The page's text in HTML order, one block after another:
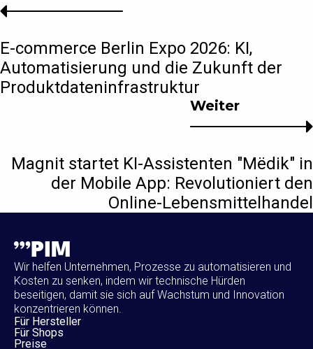
Weiter
Magnit startet KI-Assistenten "Mёdik" in
der Mobile App: Revolutioniert den
Online-Lebensmittelhandel
E-commerce Berlin Expo 2026: KI,
Automatisierung und die Zukunft der
Produktdateninfrastruktur
Wir helfen Unternehmen, Prozesse zu automatisieren und
Kosten zu senken, indem wir technische Hürden
beseitigen, damit sie sich auf Wachstum und Innovation
konzentrieren können.
Für Hersteller
Für Shops
Preise